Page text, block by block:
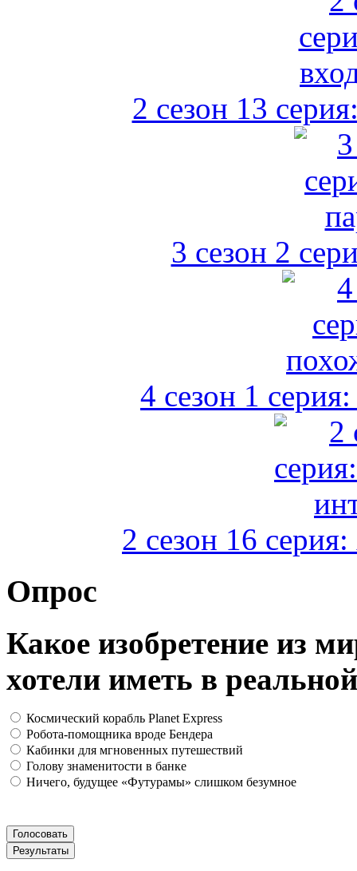
2 сезон 13
3 сезон 2
4 сезон 1
2 сезон 16
Опрос
Какое изобретение из
хотели иметь в
Космический корабль Planet Express
Робота-помощника вроде Бендера
Кабинки для мгновенных путешествий
Голову знаменитости в банке
Ничего, будущее «Футурамы» слишком безумное